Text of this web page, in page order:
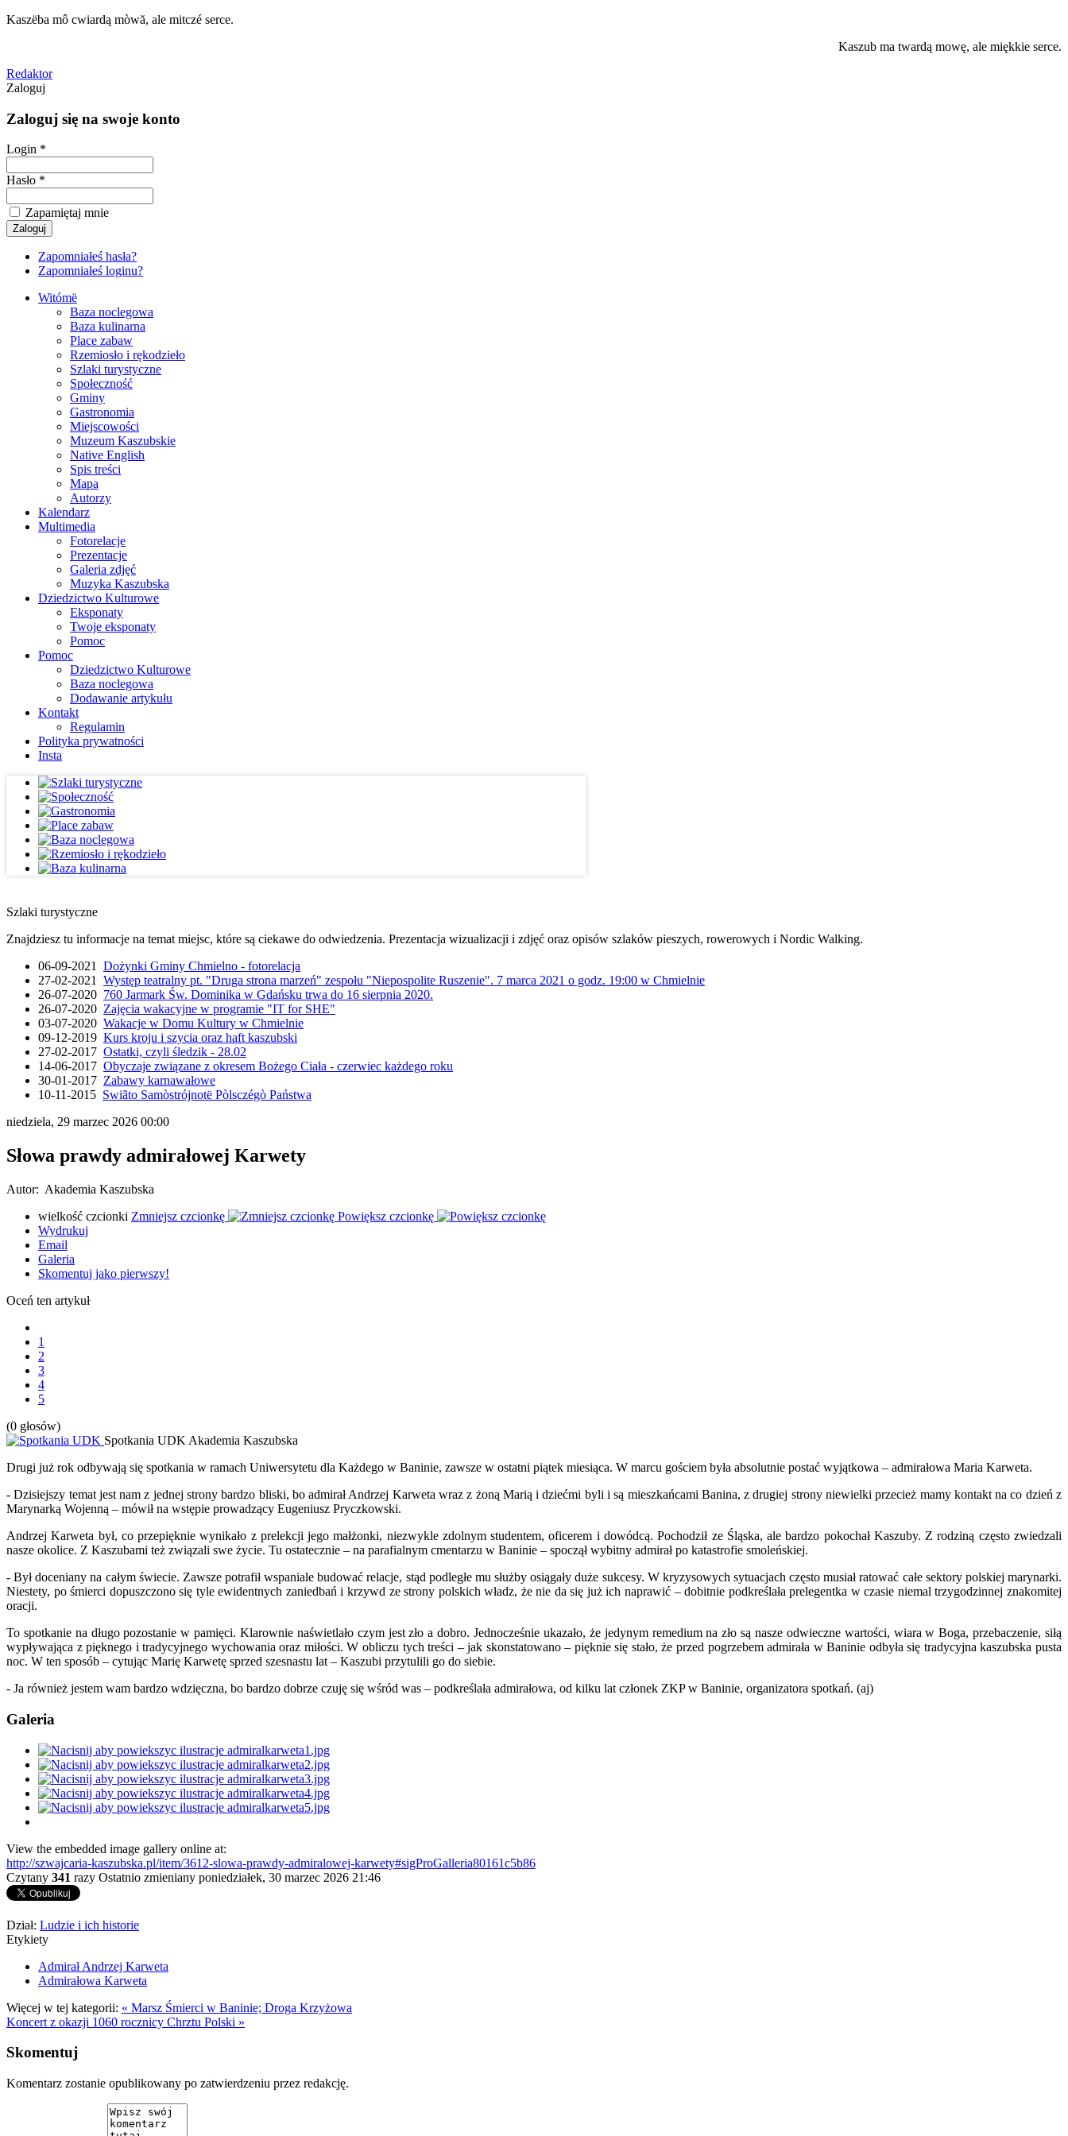
Kaszëba mô cwiardą mòwă, ale mitczé serce.
Kaszub ma twardą mowę, ale miękkie serce.
Redaktor
Zaloguj
Zaloguj się na swoje konto
Login *
Hasło *
Zapamiętaj mnie
Zapomniałeś hasła?
Zapomniałeś loginu?
Witómë
Baza noclegowa
Baza kulinarna
Place zabaw
Rzemiosło i rękodzieło
Szlaki turystyczne
Społeczność
Gminy
Gastronomia
Miejscowości
Muzeum Kaszubskie
Native English
Spis treści
Mapa
Autorzy
Kalendarz
Multimedia
Fotorelacje
Prezentacje
Galeria zdjęć
Muzyka Kaszubska
Dziedzictwo Kulturowe
Eksponaty
Twoje eksponaty
Pomoc
Pomoc
Dziedzictwo Kulturowe
Baza noclegowa
Dodawanie artykułu
Kontakt
Regulamin
Polityka prywatności
Insta
Szlaki turystyczne
Znajdziesz tu informacje na temat miejsc, które są ciekawe do odwiedzenia. Prezentacja wizualizacji i zdjęć oraz opisów szlaków pieszych, rowerowych i Nordic Walking.
06-09-2021 Dożynki Gminy Chmielno - fotorelacja
27-02-2021 Występ teatralny pt. "Druga strona marzeń" zespołu "Niepospolite Ruszenie". 7 marca 2021 o godz. 19:00 w Chmielnie
26-07-2020 760 Jarmark Św. Dominika w Gdańsku trwa do 16 sierpnia 2020.
26-07-2020 Zajęcia wakacyjne w programie "IT for SHE"
03-07-2020 Wakacje w Domu Kultury w Chmielnie
09-12-2019 Kurs kroju i szycia oraz haft kaszubski
27-02-2017 Ostatki, czyli śledzik - 28.02
14-06-2017 Obyczaje związane z okresem Bożego Ciała - czerwiec każdego roku
30-01-2017 Zabawy karnawałowe
10-11-2015 Swiãto Samòstrójnotë Pòlsczégò Państwa
niedziela, 29 marzec 2026 00:00
Słowa prawdy admirałowej Karwety
Autor: Akademia Kaszubska
wielkość czcionki Zmniejsz czcionkę
Powiększ czcionkę
Wydrukuj
Email
Galeria
Skomentuj jako pierwszy!
Oceń ten artykuł
1
2
3
4
5
(0 głosów)
Spotkania UDK Akademia Kaszubska
Drugi już rok odbywają się spotkania w ramach Uniwersytetu dla Każdego w Baninie, zawsze w ostatni piątek miesiąca. W marcu gościem była absolutnie postać wyjątkowa – admirałowa Maria Karweta.
- Dzisiejszy temat jest nam z jednej strony bardzo bliski, bo admirał Andrzej Karweta wraz z żoną Marią i dziećmi byli i są mieszkańcami Banina, z drugiej strony niewielki przecież mamy kontakt na co dzień z
Marynarką Wojenną – mówił na wstępie prowadzący Eugeniusz Pryczkowski.
Andrzej Karweta był, co przepięknie wynikało z prelekcji jego małżonki, niezwykle zdolnym studentem, oficerem i dowódcą. Pochodził ze Śląska, ale bardzo pokochał Kaszuby. Z rodziną często zwiedzali
nasze okolice. Z Kaszubami też związali swe życie. Tu ostatecznie – na parafialnym cmentarzu w Baninie – spoczął wybitny admirał po katastrofie smoleńskiej.
- Był doceniany na całym świecie. Zawsze potrafił wspaniale budować relacje, stąd podległe mu służby osiągały duże sukcesy. W kryzysowych sytuacjach często musiał ratować całe sektory polskiej marynarki.
Niestety, po śmierci dopuszczono się tyle ewidentnych zaniedbań i krzywd ze strony polskich władz, że nie da się już ich naprawić – dobitnie podkreślała prelegentka w czasie niemal trzygodzinnej znakomitej
oracji.
To spotkanie na długo pozostanie w pamięci. Klarownie naświetlało czym jest zło a dobro. Jednocześnie ukazało, że jedynym remedium na zło są nasze odwieczne wartości, wiara w Boga, przebaczenie, siłą
wypływająca z pięknego i tradycyjnego wychowania oraz miłości. W obliczu tych treści – jak skonstatowano – pięknie się stało, że przed pogrzebem admirała w Baninie odbyła się tradycyjna kaszubska pusta
noc. W ten sposób – cytując Marię Karwetę sprzed szesnastu lat – Kaszubi przytulili go do siebie.
- Ja również jestem wam bardzo wdzięczna, bo bardzo dobrze czuję się wśród was – podkreślała admirałowa, od kilku lat członek ZKP w Baninie, organizatora spotkań. (aj)
Galeria
View the embedded image gallery online at:
http://szwajcaria-kaszubska.pl/item/3612-slowa-prawdy-admiralowej-karwety#sigProGalleria80161c5b86
Czytany 341 razy Ostatnio zmieniany poniedziałek, 30 marzec 2026 21:46
Dział: Ludzie i ich historie
Etykiety
Admirał Andrzej Karweta
Admirałowa Karweta
Więcej w tej kategorii: « Marsz Śmierci w Baninie; Droga Krzyżowa
Koncert z okazji 1060 rocznicy Chrztu Polski »
Skomentuj
Komentarz zostanie opublikowany po zatwierdzeniu przez redakcję.